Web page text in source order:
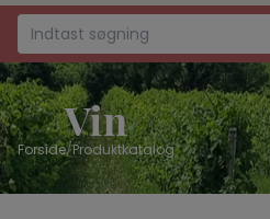
Vin
Forside/Produktkatalog